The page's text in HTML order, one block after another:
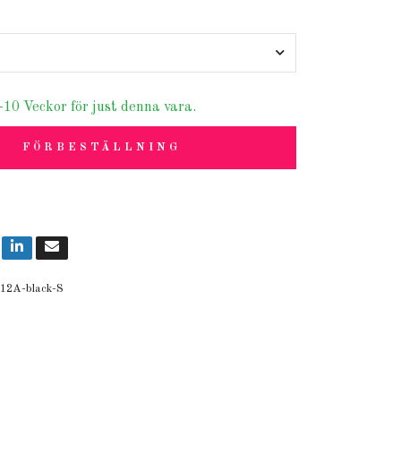
Veckor för just denna vara.
FÖRBESTÄLLNING
black-S